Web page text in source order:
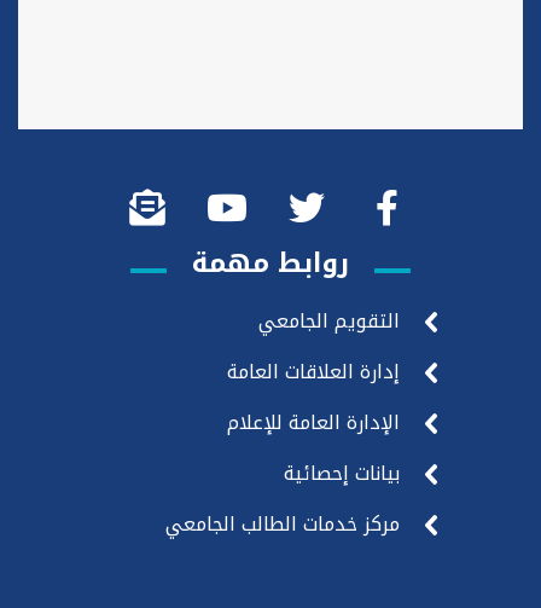
روابط مهمة
التقويم الجامعي
إدارة العلاقات العامة
الإدارة العامة للإعلام
بيانات إحصائية
مركز خدمات الطالب الجامعي